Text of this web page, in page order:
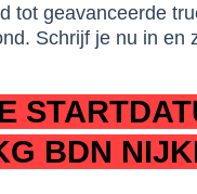
tot geavanceerde
Schrijf je nu in en
BDN